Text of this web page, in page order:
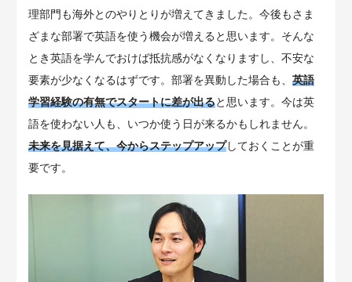
理部門も海外とのやりとりが増えてきました。今後もさま
ざまな部署で英語を使う機会が増えると思います。そんな
とき英語を学んでおけば抵抗感がなくなりますし、不安な
要素が少なくなるはずです。部署を異動した場合も、 英語
学習経験の有無でスタートに差が出ると思います。今は英
語を使わない人も、いつか使う日が来るかもしれません。
未来を見据えて、今からステップアップしておくことが重
要です。